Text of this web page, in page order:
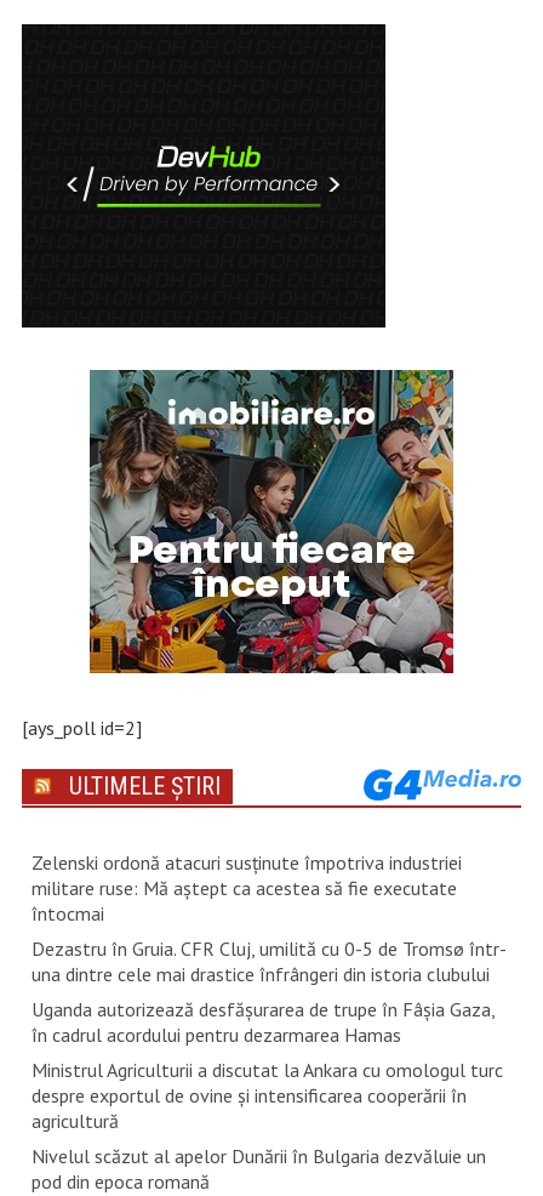
[ays_poll id=2]
ULTIMELE ȘTIRI
Zelenski ordonă atacuri susţinute împotriva industriei
militare ruse: Mă aştept ca acestea să fie executate
întocmai
Dezastru în Gruia. CFR Cluj, umilită cu 0-5 de Tromsø într-
una dintre cele mai drastice înfrângeri din istoria clubului
Uganda autorizează desfăşurarea de trupe în Fâşia Gaza,
în cadrul acordului pentru dezarmarea Hamas
Ministrul Agriculturii a discutat la Ankara cu omologul turc
despre exportul de ovine și intensificarea cooperării în
agricultură
Nivelul scăzut al apelor Dunării în Bulgaria dezvăluie un
pod din epoca romană